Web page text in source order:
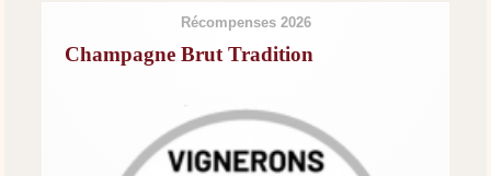
Récompenses 2026
Champagne Brut Tradition